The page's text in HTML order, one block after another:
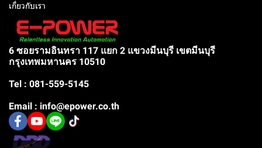
เกี่ยวกับเรา
6 ซอยรามอินทรา 117 แยก 2 แขวงมีนบุรี เขตมีนบุรี
กรุงเทพมหานคร 10510
Tel : 081-559-5145
Email : info@epower.co.th